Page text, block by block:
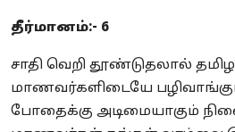
தீர்மானம்:- 6
சாதி வெறி தூண்டுதலால்
மாணவர்களிடையே
போதைக்கு அடிமையாகும்